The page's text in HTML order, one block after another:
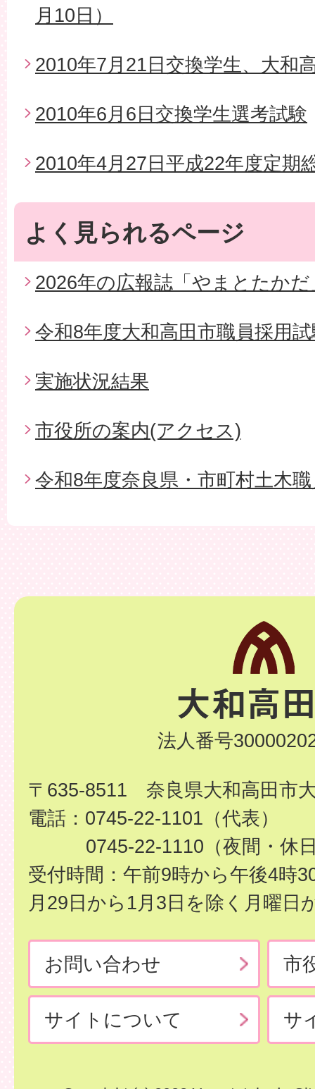
月10日）
2010年7月21日交換学生、大和
2010年6月6日交換学生選考試験
2010年4月27日平成22年度定期
よく見られるページ
2026年の広報誌「やまとたかだ
令和8年度大和高田市職員採用
実施状況結果
市役所の案内(アクセス)
令和8年度奈良県・市町村土木
法人番号
〒635-8511 奈良県大和高田市
電話：0745-22-1101（代表）
0745-22-1110（夜間・休
受付時間：午前9時から午後4時
月29日から1月3日を除く月曜日
お問い合わせ 市
サイトについて サ